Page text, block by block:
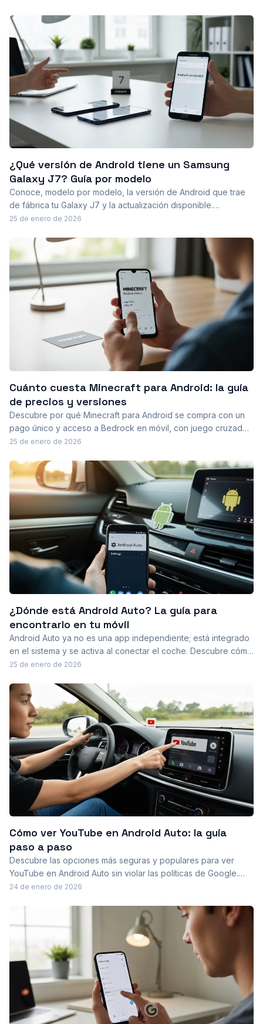
protegido. y optimizado.
¿Qué versión de Android tiene un Samsung
Galaxy J7? Guía por modelo
Conoce, modelo por modelo, la versión de Android que trae
de fábrica tu Galaxy J7 y la actualización disponible.
Explicamos por qué algunos modelos quedaron en versiones
25 de enero de 2026
Cuánto cuesta Minecraft para Android: la guía
de precios y versiones
Descubre por qué Minecraft para Android se compra con un
pago único y acceso a Bedrock en móvil, con juego cruzado
y actualizaciones gratuitas. Explora el Marketplace,
peligrosos.
25 de enero de 2026
¿Dónde está Android Auto? La guía para
encontrarlo en tu móvil
Android Auto ya no es una app independiente; está integrado
en el sistema y se activa al conectar el coche. Descubre cómo
localizar sus ajustes desde Ajustes y un atajo para abrirlo
25 de enero de 2026
Cómo ver YouTube en Android Auto: la guía
paso a paso
Descubre las opciones más seguras y populares para ver
YouTube en Android Auto sin violar las políticas de Google.
Este artículo explora métodos, ventajas y riesgos, y comparte
24 de enero de 2026